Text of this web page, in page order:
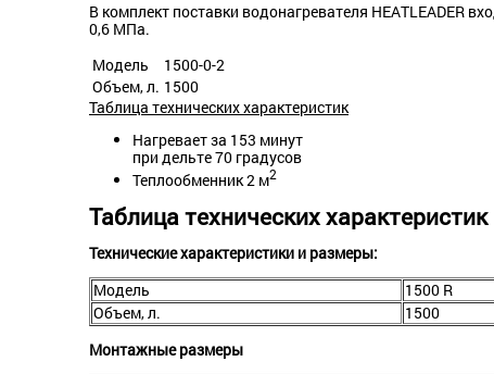
В комплект поставки водонагревателя HEATLEADER
0,6 МПа.
Модель
1500-0-2
Объем, л. 1500
Таблица технических характеристик
Нагревает за 153 минут
при дельте 70 градусов
Теплообменник 2 м2
Таблица технических характеристик
Технические характеристики и размеры:
Модель
1500 R
Объем, л.
1500
Монтажные размеры